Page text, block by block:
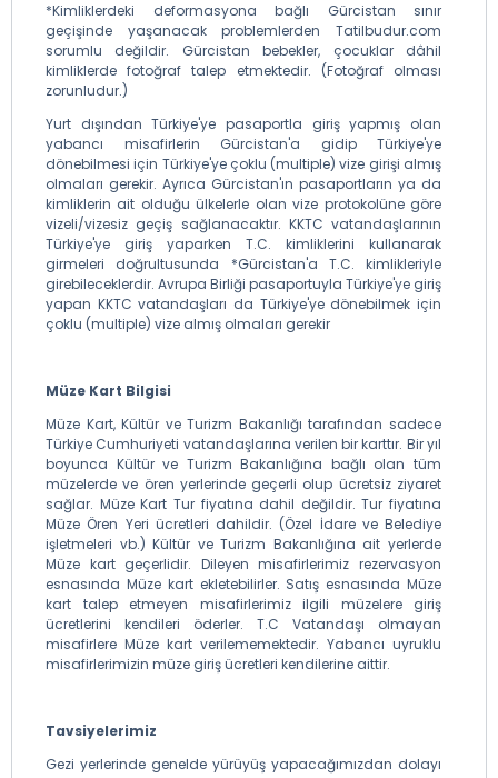
*Kimliklerdeki deformasyona bağlı Gürcistan sınır
geçişinde yaşanacak problemlerden Tatilbudur.com
sorumlu değildir. Gürcistan bebekler, çocuklar dâhil
kimliklerde fotoğraf talep etmektedir. (Fotoğraf olması
zorunludur.)
Yurt dışından Türkiye'ye pasaportla giriş yapmış olan
yabancı misafirlerin Gürcistan'a gidip Türkiye'ye
dönebilmesi için Türkiye'ye çoklu (multiple) vize girişi almış
olmaları gerekir. Ayrıca Gürcistan'ın pasaportların ya da
kimliklerin ait olduğu ülkelerle olan vize protokolüne göre
vizeli/vizesiz geçiş sağlanacaktır. KKTC vatandaşlarının
Türkiye'ye giriş yaparken T.C. kimliklerini kullanarak
girmeleri doğrultusunda *Gürcistan'a T.C. kimlikleriyle
girebileceklerdir. Avrupa Birliği pasaportuyla Türkiye'ye giriş
yapan KKTC vatandaşları da Türkiye'ye dönebilmek için
çoklu (multiple) vize almış olmaları gerekir
Müze Kart Bilgisi
Müze Kart, Kültür ve Turizm Bakanlığı tarafından sadece
Türkiye Cumhuriyeti vatandaşlarına verilen bir karttır. Bir yıl
boyunca Kültür ve Turizm Bakanlığına bağlı olan tüm
müzelerde ve ören yerlerinde geçerli olup ücretsiz ziyaret
sağlar. Müze Kart Tur fiyatına dahil değildir. Tur fiyatına
Müze Ören Yeri ücretleri dahildir. (Özel İdare ve Belediye
işletmeleri vb.) Kültür ve Turizm Bakanlığına ait yerlerde
Müze kart geçerlidir. Dileyen misafirlerimiz rezervasyon
esnasında Müze kart ekletebilirler. Satış esnasında Müze
kart talep etmeyen misafirlerimiz ilgili müzelere giriş
ücretlerini kendileri öderler. T.C Vatandaşı olmayan
misafirlere Müze kart verilememektedir. Yabancı uyruklu
misafirlerimizin müze giriş ücretleri kendilerine aittir.
Tavsiyelerimiz
Gezi yerlerinde genelde yürüyüş yapacağımızdan dolayı